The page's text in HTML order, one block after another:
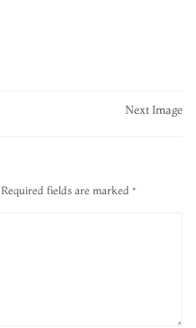
Next Image
Required fields are marked *